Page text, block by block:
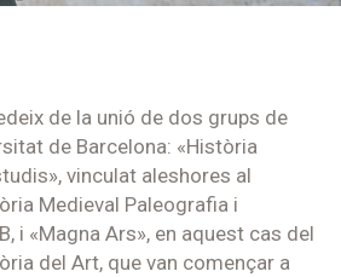
de la unió de dos grups de
de Barcelona: «Història
vinculat aleshores al
Medieval Paleografia i
i «Magna Ars», en aquest cas del
del Art, que van començar a